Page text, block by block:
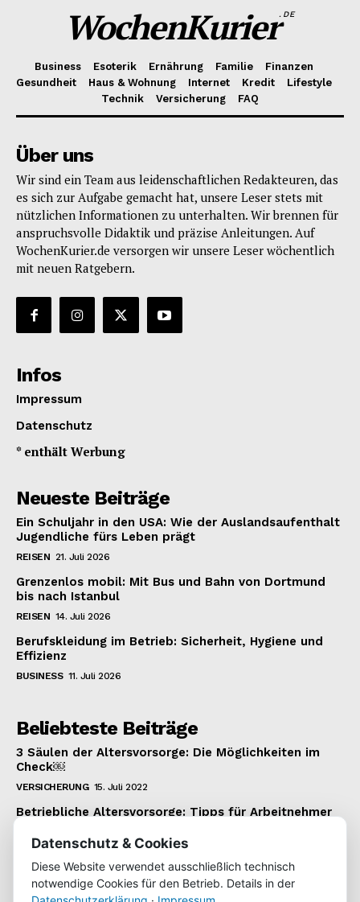
WochenKurier.DE
Business Esoterik Ernährung Familie
Finanzen
Gesundheit
Haus & Wohnung Internet Kredit
Lifestyle
Technik
Versicherung FAQ
Über uns
Wir sind ein Team aus leidenschaftlichen Redakteuren, das
es sich zur Aufgabe gemacht hat, unsere Leser stets mit
nützlichen Informationen zu unterhalten. Wir brennen für
anspruchsvolle Didaktik und präzise Anleitungen. Auf
WochenKurier.de versorgen wir unsere Leser wöchentlich
mit neuen Ratgebern.
Infos
Impressum
Datenschutz
* enthält Werbung
Neueste Beiträge
Ein Schuljahr in den USA: Wie der Auslandsaufenthalt
Jugendliche fürs Leben prägt
REISEN 21. Juli 2026
Grenzenlos mobil: Mit Bus und Bahn von Dortmund
bis nach Istanbul
REISEN 14. Juli 2026
Berufskleidung im Betrieb: Sicherheit, Hygiene und
Effizienz
BUSINESS 11. Juli 2026
Beliebteste Beiträge
3 Säulen der Altersvorsorge: Die Möglichkeiten im
Check￼
VERSICHERUNG 15. Juli 2022
Betriebliche Altersvorsorge: Tipps für Arbeitnehmer
22. Juli 2022
Datenschutz & Cookies
Diese Website verwendet ausschließlich technisch
notwendige Cookies für den Betrieb. Details in der